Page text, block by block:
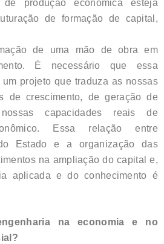
produção econômica esteja
de formação de capital,
de uma mão de obra em
É necessário que essa
projeto que traduza as nossas
de crescimento, de geração de
capacidades reais de
Essa relação entre
Estado e a organização das
na ampliação do capital e,
aplicada e do conhecimento é
na economia e no